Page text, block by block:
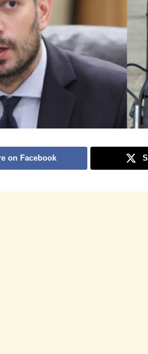
on Facebook